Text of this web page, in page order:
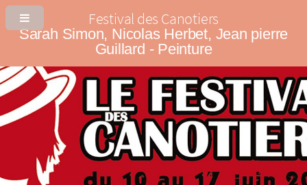
Festival des Canotiers
Sarah Simon, Nicolas Herbet, Jean pierre
Guillard - Peinture